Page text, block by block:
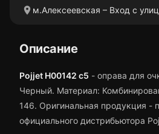
location_on м.Алексеевская – Вход с
Описание
Pojjet H00142 c5 - оправа для
Черный. Материал:
146. Оригинальная продукция -
официального дистрибьютора